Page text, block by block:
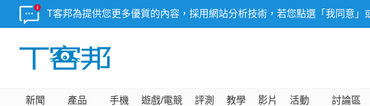
T客邦為提供您更多優質的內容，採用網站分析技術，若您點選「我同意」
新聞 產品 手機 遊戲/電競 評測 教學 影片 活動 討論區